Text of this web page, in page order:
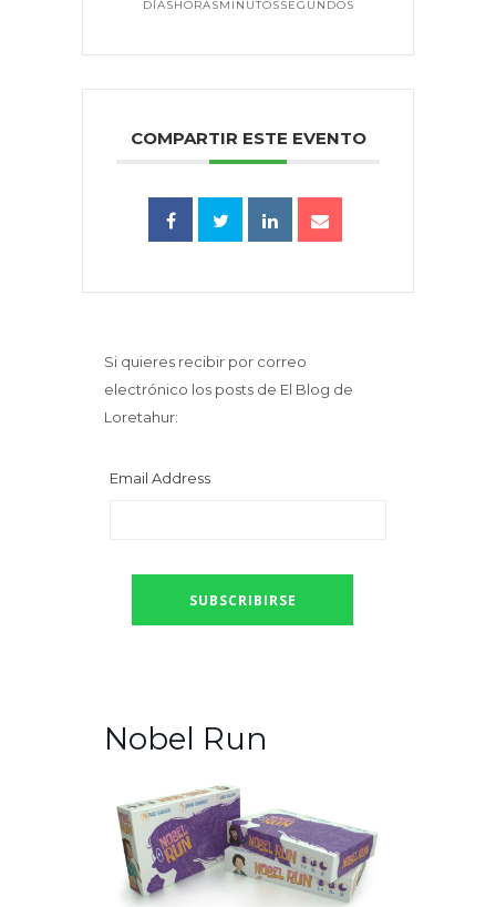
DÍASHORASMINUTOSSEGUNDOS
COMPARTIR ESTE EVENTO
Si quieres recibir por correo
electrónico los posts de El Blog de
Loretahur:
Email Address
Nobel Run